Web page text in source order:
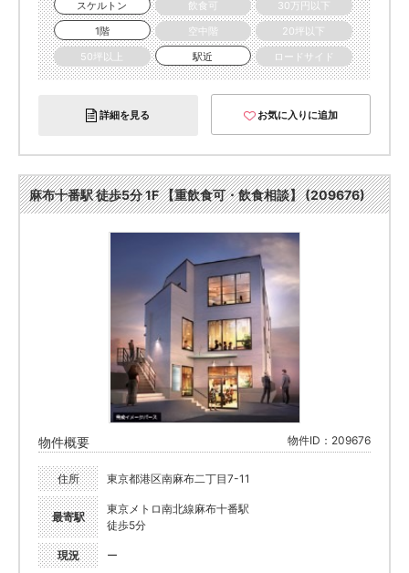
スケルトン
飲食可
30万円以下
1階
空中階
20坪以下
50坪以上
駅近 ロードサイド
詳細を見る お気に入りに追加
麻布十番駅 徒歩5分 1F 【重飲食可・飲食相談】 (209676)
物件概要 物件ID：209676
住所 東京都港区南麻布二丁目7-11
最寄駅
東京メトロ南北線麻布十番駅
徒歩5分
現況 ー